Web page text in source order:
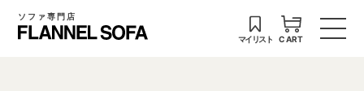
ソファ専門店
マイリスト CART